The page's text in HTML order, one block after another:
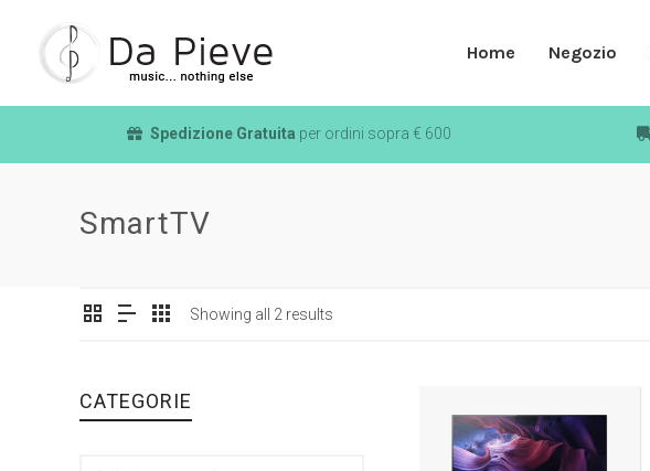
Home Negozio
Spedizione Gratuita per ordini sopra € 600
SmartTV
Showing all 2 results
CATEGORIE